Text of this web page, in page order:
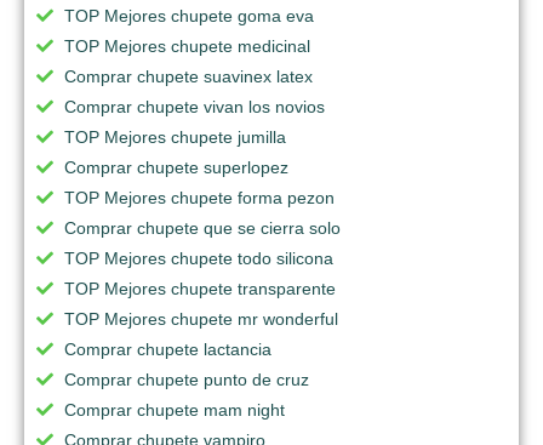
TOP Mejores chupete goma eva
TOP Mejores chupete medicinal
Comprar chupete suavinex latex
Comprar chupete vivan los novios
TOP Mejores chupete jumilla
Comprar chupete superlopez
TOP Mejores chupete forma pezon
Comprar chupete que se cierra solo
TOP Mejores chupete todo silicona
TOP Mejores chupete transparente
TOP Mejores chupete mr wonderful
Comprar chupete lactancia
Comprar chupete punto de cruz
Comprar chupete mam night
Comprar chupete vampiro